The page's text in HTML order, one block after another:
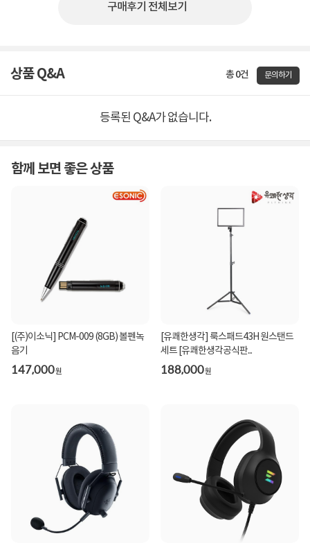
구매후기 전체보기
상품 Q&A 총 0건 문의하기
등록된 Q&A가 없습니다.
함께 보면 좋은 상품
[(주)이소닉] PCM-009 (8GB) 볼펜녹
음기
147,000원
[유쾌한생각] 룩스패드43H 원스탠드
세트 [유쾌한생각공식판...
188,000원